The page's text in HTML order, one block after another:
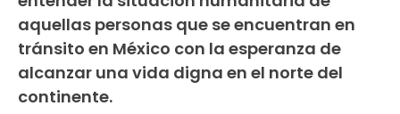
aquellas personas que se encuentran en
tránsito en México con la esperanza de
alcanzar una vida digna en el norte del
continente.